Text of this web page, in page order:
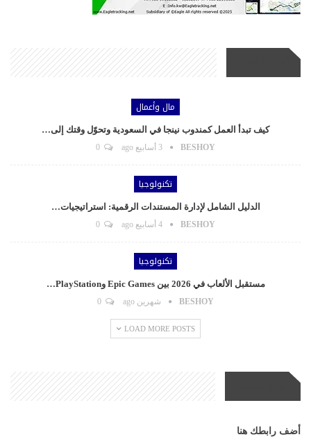
مال وأعمال
كيف تبدأ العمل كمندوب نينجا في السعودية وتحوّل وقتك إلى…
BESHOY 3 أسابيع ago
تكنولوجيا
الدليل الشامل لإدارة المستندات الرقمية: استراتيجيات…
BESHOY 4 أسابيع ago
تكنولوجيا
مستقبل الألعاب في 2026 بين Epic Games وPlayStation…
BESHOY شهرين ago
LOAD MORE POSTS
أضف رابطك هنا